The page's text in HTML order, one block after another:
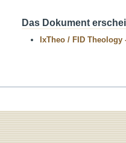
Das Dokument
IxTheo / FID Theology